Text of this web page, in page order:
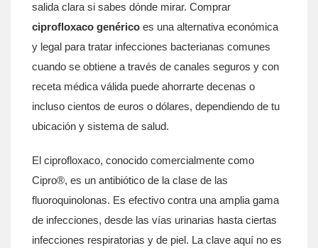
salida clara si sabes dónde mirar. Comprar
ciprofloxaco genérico es una alternativa económica
y legal para tratar infecciones bacterianas comunes
cuando se obtiene a través de canales seguros y con
receta médica válida puede ahorrarte decenas o
incluso cientos de euros o dólares, dependiendo de tu
ubicación y sistema de salud.
El ciprofloxaco, conocido comercialmente como
Cipro®, es un antibiótico de la clase de las
fluoroquinolonas. Es efectivo contra una amplia gama
de infecciones, desde las vías urinarias hasta ciertas
infecciones respiratorias y de piel. La clave aquí no es